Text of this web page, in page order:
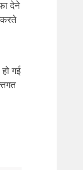
देने
करते
गई